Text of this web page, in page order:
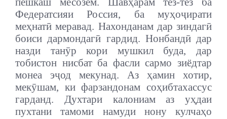
Федератсияи Россия, ба муҳоҷирати
меҳнатӣ меравад. Нахонданам дар зиндагӣ
боиси дармондагӣ гардид. Нонбандӣ дар
назди танӯр кори мушкил буда, дар
тобистон нисбат ба фасли сармо зиёдтар
монеа эҷод мекунад. Аз ҳамин хотир,
мекӯшам, ки фарзандонам соҳибтахассус
гарданд. Духтари калониам аз уҳдаи
пухтани тамоми намуди нону кулчаҳо